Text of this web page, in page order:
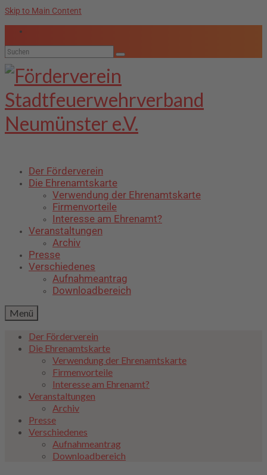
Skip to Main Content
Suche
nach:
Der Förderverein
Die Ehrenamtskarte
Verwendung der Ehrenamtskarte
Firmenvorteile
Interesse am Ehrenamt?
Veranstaltungen
Archiv
Presse
Verschiedenes
Aufnahmeantrag
Downloadbereich
Menü
Der Förderverein
Die Ehrenamtskarte
Verwendung der Ehrenamtskarte
Firmenvorteile
Interesse am Ehrenamt?
Veranstaltungen
Archiv
Presse
Verschiedenes
Aufnahmeantrag
Downloadbereich